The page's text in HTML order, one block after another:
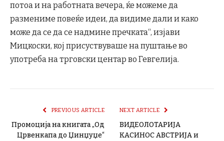
потоа и на работната вечера, ќе можеме да
размениме повеќе идеи, да видиме дали и како
може да се да се надмине пречката“, изјави
Мицкоски, кој присуствуваше на пуштање во
употреба на трговски центар во Гевгелија.
PREVIOUS ARTICLE
Промоција на книгата „Од
Црвенкапа до Џинџуџе“
NEXT ARTICLE
ВИДЕОЛОТАРИЈА
КАСИНОС АВСТРИЈА и